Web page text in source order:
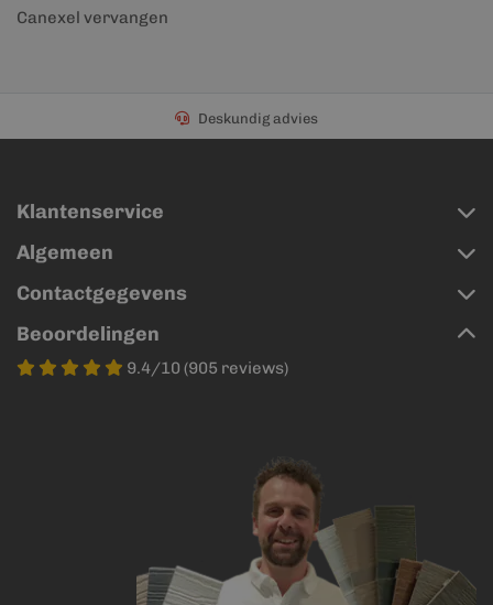
Canexel vervangen
Deskundig advies
Klantenservice
Algemeen
Contactgegevens
Beoordelingen
9.4/10 (905 reviews)